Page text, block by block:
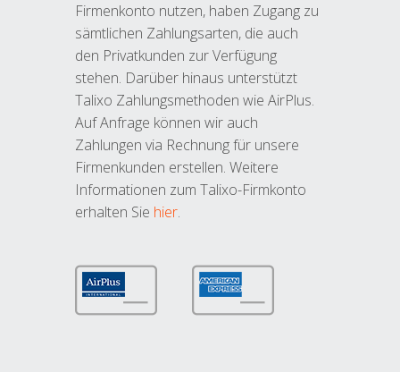
Firmenkonto nutzen, haben Zugang zu
sämtlichen Zahlungsarten, die auch
den Privatkunden zur Verfügung
stehen. Darüber hinaus unterstützt
Talixo Zahlungsmethoden wie AirPlus.
Auf Anfrage können wir auch
Zahlungen via Rechnung für unsere
Firmenkunden erstellen. Weitere
Informationen zum Talixo-Firmkonto
erhalten Sie hier.